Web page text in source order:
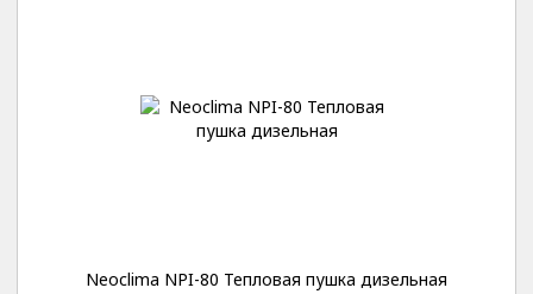
Neoclima NPI-80 Тепловая пушка дизельная